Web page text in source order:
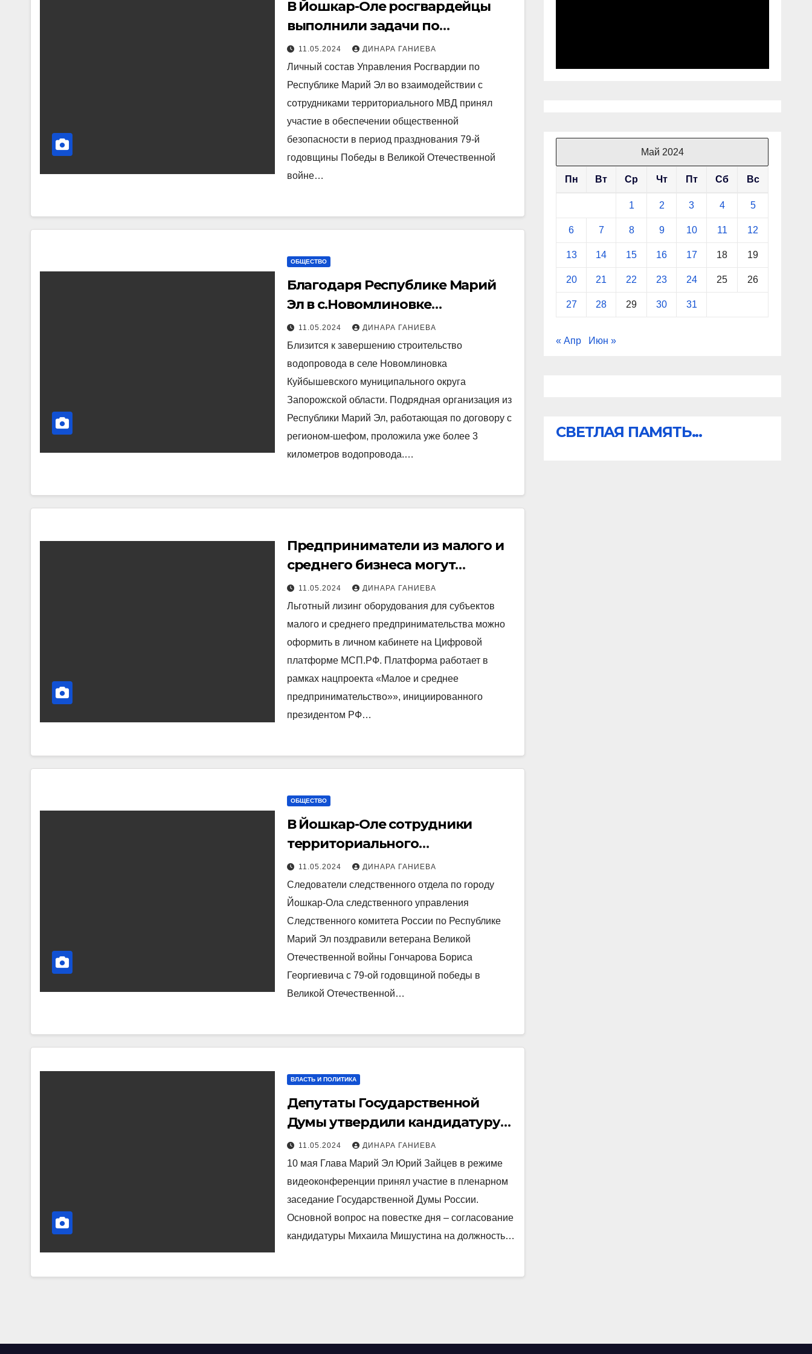
В Йошкар-Оле росгвардейцы
выполнили задачи по
обеспечению безопасности во
время празднования Дня
Победы
11.05.2024 ДИНАРА ГАНИЕВА
Личный состав Управления Росгвардии по
Республике Марий Эл во взаимодействии с
сотрудниками территориального МВД принял
участие в обеспечении общественной
безопасности в период празднования 79-й
годовщины Победы в Великой Отечественной
войне…
ОБЩЕСТВО
Благодаря Республике Марий
Эл в с.Новомлиновке
Запорожской области скоро
будет питьевая вода
11.05.2024 ДИНАРА ГАНИЕВА
Близится к завершению строительство
водопровода в селе Новомлиновка
Куйбышевского муниципального округа
Запорожской области. Подрядная организация из
Республики Марий Эл, работающая по договору с
регионом-шефом, проложила уже более 3
километров водопровода.…
Предприниматели из малого и
среднего бизнеса могут
оформить льготный лизинг
оборудования
11.05.2024 ДИНАРА ГАНИЕВА
Льготный лизинг оборудования для субъектов
малого и среднего предпринимательства можно
оформить в личном кабинете на Цифровой
платформе МСП.РФ. Платформа работает в
рамках нацпроекта «Малое и среднее
предпринимательство»», инициированного
президентом РФ…
ОБЩЕСТВО
В Йошкар-Оле сотрудники
территориального
следственного отдела
поздравили ветерана с Днем
Победы
11.05.2024 ДИНАРА ГАНИЕВА
Следователи следственного отдела по городу
Йошкар-Ола следственного управления
Следственного комитета России по Республике
Марий Эл поздравили ветерана Великой
Отечественной войны Гончарова Бориса
Георгиевича с 79-ой годовщиной победы в
Великой Отечественной…
ВЛАСТЬ И ПОЛИТИКА
Депутаты Государственной
Думы утвердили кандидатуру
Михаила Мишустина на
должность Председателя
Правительства Российской
Федерации
11.05.2024 ДИНАРА ГАНИЕВА
10 мая Глава Марий Эл Юрий Зайцев в режиме
видеоконференции принял участие в пленарном
заседание Государственной Думы России.
Основной вопрос на повестке дня – согласование
кандидатуры Михаила Мишустина на должность…
Май 2024
Пн Вт Ср Чт Пт Сб Вс
1 2 3 4 5
6 7 8 9 10 11 12
13 14 15 16 17 18 19
20 21 22 23 24 25 26
27 28 29 30 31
« Апр Июн »
СВЕТЛАЯ ПАМЯТЬ...